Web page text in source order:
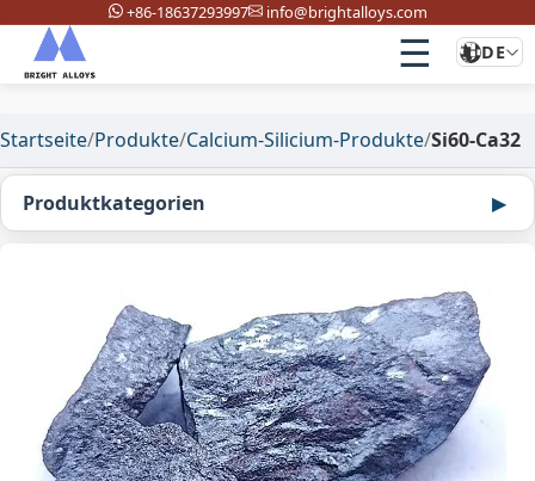
+86-18637293997 info@brightalloys.com
☰ DE
Startseite/Produkte/Calcium-Silicium-Produkte/Si60-Ca32
Produktkategorien